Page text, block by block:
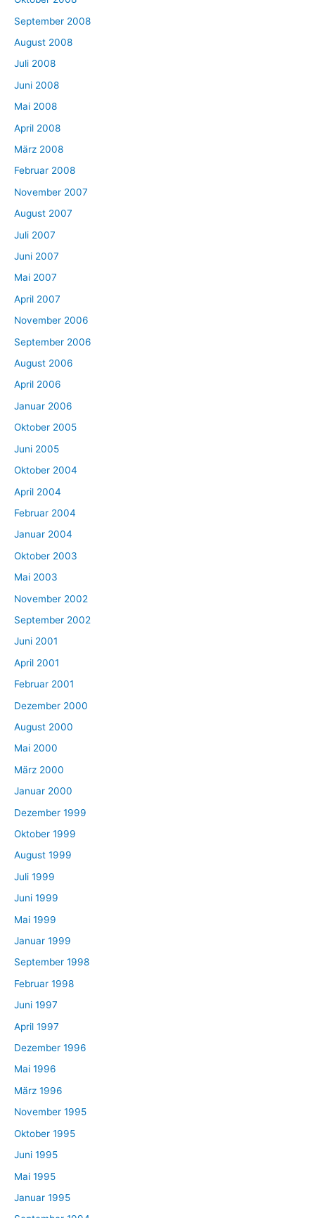
September 2008
August 2008
Juli 2008
Juni 2008
Mai 2008
April 2008
März 2008
Februar 2008
November 2007
August 2007
Juli 2007
Juni 2007
Mai 2007
April 2007
November 2006
September 2006
August 2006
April 2006
Januar 2006
Oktober 2005
Juni 2005
Oktober 2004
April 2004
Februar 2004
Januar 2004
Oktober 2003
Mai 2003
November 2002
September 2002
Juni 2001
April 2001
Februar 2001
Dezember 2000
August 2000
Mai 2000
März 2000
Januar 2000
Dezember 1999
Oktober 1999
August 1999
Juli 1999
Juni 1999
Mai 1999
Januar 1999
September 1998
Februar 1998
Juni 1997
April 1997
Dezember 1996
Mai 1996
März 1996
November 1995
Oktober 1995
Juni 1995
Mai 1995
Januar 1995